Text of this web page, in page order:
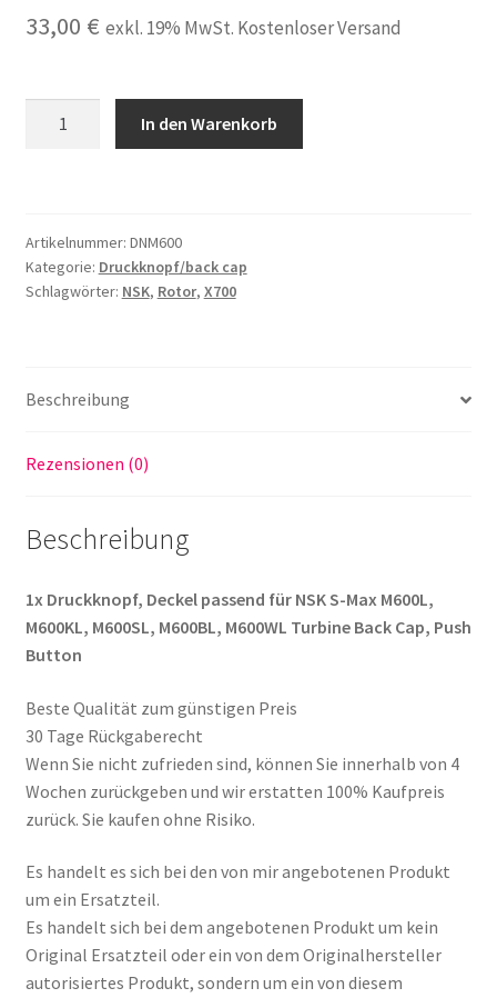
33,00 € exkl. 19% MwSt. Kostenloser Versand
S-
Max
M600L,
M600BL,
Back
Push
Button
In den Warenkorb
Artikelnummer: DNM600
Kategorie: Druckknopf/back cap
Schlagwörter: NSK, Rotor, X700
Beschreibung
Rezensionen (0)
Beschreibung
1x Druckknopf, Deckel passend für NSK S-Max M600L,
M600KL, M600SL, M600BL, M600WL Turbine Back Cap, Push
Button
Beste Qualität zum günstigen Preis
30 Tage Rückgaberecht
Wenn Sie nicht zufrieden sind, können Sie innerhalb von 4
Wochen zurückgeben und wir erstatten 100% Kaufpreis
zurück. Sie kaufen ohne Risiko.
Es handelt es sich bei den von mir angebotenen Produkt
um ein Ersatzteil.
Es handelt sich bei dem angebotenen Produkt um kein
Original Ersatzteil oder ein von dem Originalhersteller
autorisiertes Produkt, sondern um ein von diesem